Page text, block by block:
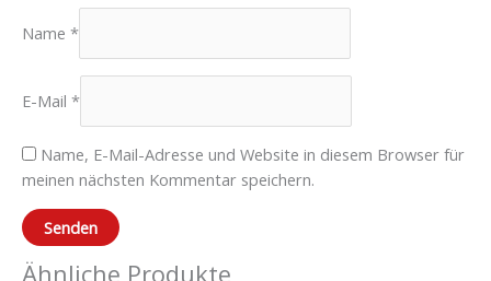
Name *
E-Mail *
Name, E-Mail-Adresse und Website in diesem Browser für
meinen nächsten Kommentar speichern.
Ähnliche Produkte